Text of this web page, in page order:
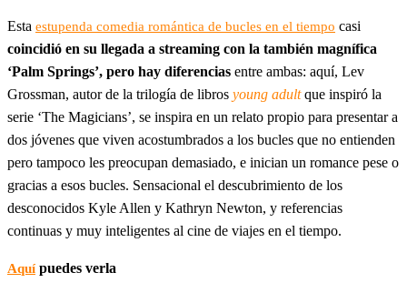
Esta estupenda comedia romántica de bucles en el tiempo casi
coincidió en su llegada a streaming con la también magnífica
‘Palm Springs’, pero hay diferencias entre ambas: aquí, Lev
Grossman, autor de la trilogía de libros young adultque inspiró la
serie ‘The Magicians’, se inspira en un relato propio para presentar a
dos jóvenes que viven acostumbrados a los bucles que no entienden
pero tampoco les preocupan demasiado, e inician un romance pese o
gracias a esos bucles. Sensacional el descubrimiento de los
desconocidos Kyle Allen y Kathryn Newton, y referencias
continuas y muy inteligentes al cine de viajes en el tiempo.
Aquípuedes verla